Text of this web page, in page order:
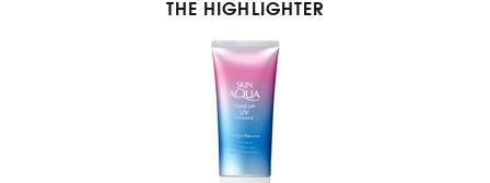
THE HIGHLIGHTER